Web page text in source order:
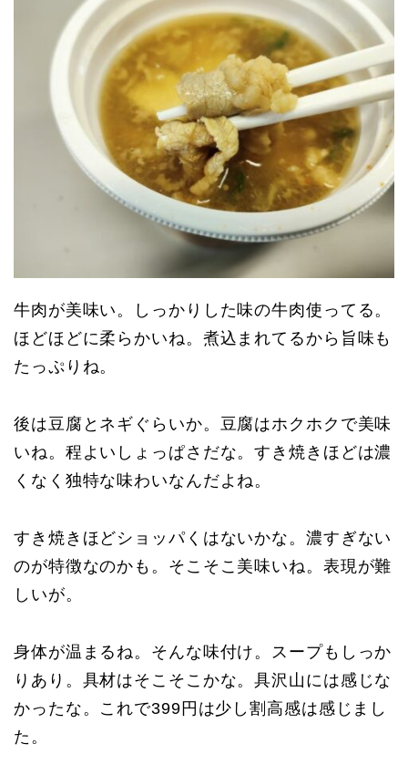
牛肉が美味い。しっかりした味の牛肉使ってる。
ほどほどに柔らかいね。煮込まれてるから旨味も
たっぷりね。
後は豆腐とネギぐらいか。豆腐はホクホクで美味
いね。程よいしょっぱさだな。すき焼きほどは濃
くなく独特な味わいなんだよね。
すき焼きほどショッパくはないかな。濃すぎない
のが特徴なのかも。そこそこ美味いね。表現が難
しいが。
身体が温まるね。そんな味付け。スープもしっか
りあり。具材はそこそこかな。具沢山には感じな
かったな。これで399円は少し割高感は感じまし
た。